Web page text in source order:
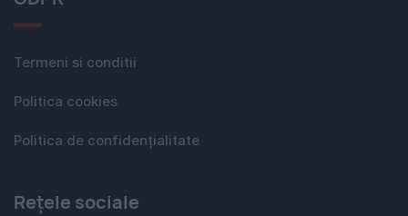
Termeni si conditii
Politica cookies
Politica de confidențialitate
Rețele sociale